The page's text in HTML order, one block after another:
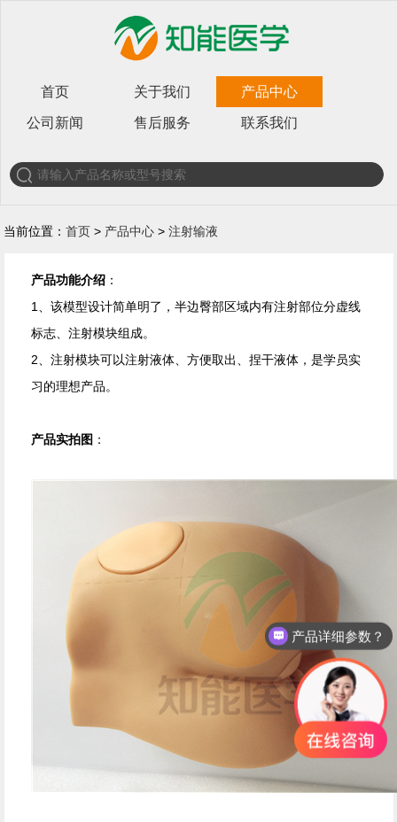
首页 关于我们 产品中心
公司新闻 售后服务 联系我们
当前位置：首页 > 产品中心 >注射输液
产品功能介绍 ：
1、该模型设计简单明了，半边臀部区域内有注射部位分虚线
标志、注射模块组成。
2、注射模块可以注射液体、方便取出、捏干液体，是学员实
习的理想产品。
产品实拍图 ：
产品详细参数？